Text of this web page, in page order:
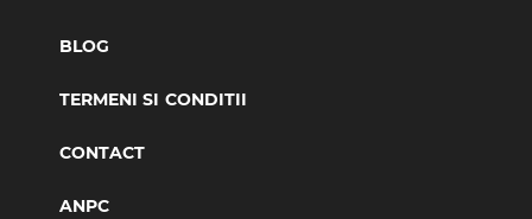
BLOG
TERMENI SI CONDITII
CONTACT
ANPC